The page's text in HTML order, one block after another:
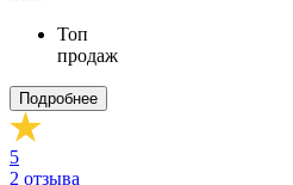
Топ
продаж
Подробнее
5
2 отзыва